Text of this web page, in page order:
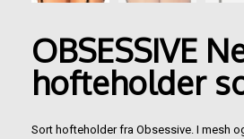
OBSESSIVE
hofteholder
Sort hofteholder fra Obsessive. I mesh